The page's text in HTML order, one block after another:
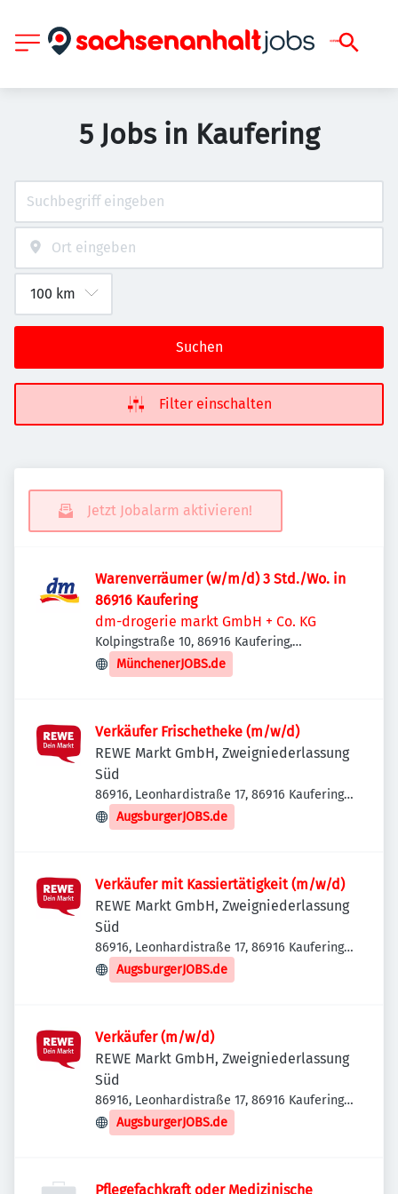
5 Jobs in Kaufering
Suchen
Filter einschalten
Jetzt Jobalarm aktivieren!
Warenverräumer (w/m/d) 3 Std./Wo. in
86916 Kaufering
dm-drogerie markt GmbH + Co. KG
Kolpingstraße 10, 86916 Kaufering,
Deutschland
MünchenerJOBS.de
Verkäufer Frischetheke (m/w/d)
REWE Markt GmbH, Zweigniederlassung
Süd
86916, Leonhardistraße 17, 86916 Kaufering,
Deutschland
AugsburgerJOBS.de
Verkäufer mit Kassiertätigkeit (m/w/d)
REWE Markt GmbH, Zweigniederlassung
Süd
86916, Leonhardistraße 17, 86916 Kaufering,
Deutschland
AugsburgerJOBS.de
Verkäufer (m/w/d)
REWE Markt GmbH, Zweigniederlassung
Süd
86916, Leonhardistraße 17, 86916 Kaufering,
Deutschland
AugsburgerJOBS.de
Pflegefachkraft oder Medizinische